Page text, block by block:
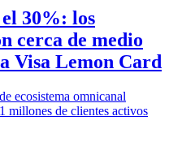
30%: los
cerca de medio
Visa Lemon Card